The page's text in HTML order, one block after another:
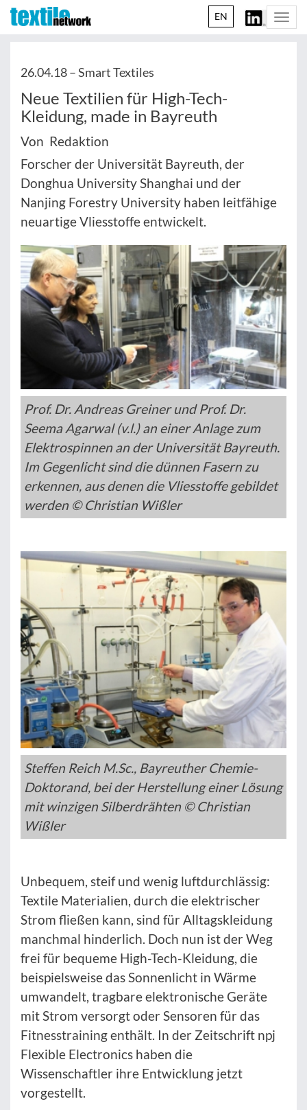
EN
26.04.18 –Smart Textiles
Neue Textilien für High-Tech-
Kleidung, made in Bayreuth
Von Redaktion
Forscher der Universität Bayreuth, der
Donghua University Shanghai und der
Nanjing Forestry University haben leitfähige
neuartige Vliesstoffe entwickelt.
Prof. Dr. Andreas Greiner und Prof. Dr.
Seema Agarwal (v.l.) an einer Anlage zum
Elektrospinnen an der Universität Bayreuth.
Im Gegenlicht sind die dünnen Fasern zu
erkennen, aus denen die Vliesstoffe gebildet
werden © Christian Wißler
Steffen Reich M.Sc., Bayreuther Chemie-
Doktorand, bei der Herstellung einer Lösung
mit winzigen Silberdrähten © Christian
Wißler
Unbequem, steif und wenig luftdurchlässig:
Textile Materialien, durch die elektrischer
Strom fließen kann, sind für Alltagskleidung
manchmal hinderlich. Doch nun ist der Weg
frei für bequeme High-Tech-Kleidung, die
beispielsweise das Sonnenlicht in Wärme
umwandelt, tragbare elektronische Geräte
mit Strom versorgt oder Sensoren für das
Fitnesstraining enthält. In der Zeitschrift npj
Flexible Electronics haben die
Wissenschaftler ihre Entwicklung jetzt
vorgestellt.